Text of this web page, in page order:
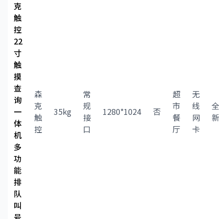
克
触
控
22
寸
触
摸
查
询
一
体
机
多
功
能
排
队
叫
森
克
触
控
35kg
常
规
接
口
1280*1024 否
超
市
餐
厅
无
线
网
卡
全
新